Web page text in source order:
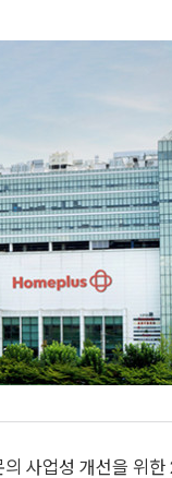
사업성 개선을 위